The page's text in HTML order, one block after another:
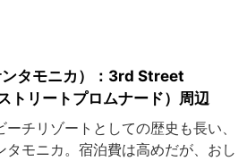
タモニカ）：3rd Street
トリートプロムナード）周辺
チリゾートとしての歴史も長い、
モニカ。宿泊費は高めだが、おし